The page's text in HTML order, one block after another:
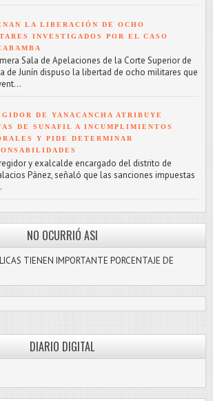
LA LIBERACIÓN DE OCHO
INVESTIGADOS POR EL CASO
Sala de Apelaciones de la Corte Superior de
de Junín dispuso la libertad de ocho militares que
DE YANACANCHA ATRIBUYE
DE SUNAFIL A INCUMPLIMIENTOS
Y PIDE DETERMINAR
y exalcalde encargado del distrito de
Pánez, señaló que las sanciones impuestas
NO OCURRIÓ ASI
TIENEN IMPORTANTE PORCENTAJE DE
DIARIO DIGITAL